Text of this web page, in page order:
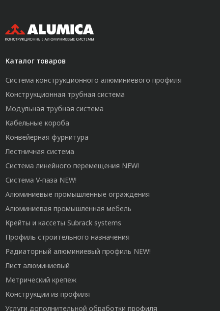
Каталог товаров
Система конструкционного алюминиевого профиля
Конструкционная трубная система
Модульная трубная система
Кабельные короба
Конвейерная фурнитура
Лестничная система
Система линейного перемещения NEW!
Система V-паза NEW!
Алюминиевые промышленные ограждения
Алюминиевая промышленная мебель
Крейты и кассеты Subrack systems
Профиль строительного назначения
Радиаторный алюминиевый профиль NEW!
Лист алюминиевый
Метрический крепеж
Конструкции из профиля
Услуги дополнительной обработки профиля